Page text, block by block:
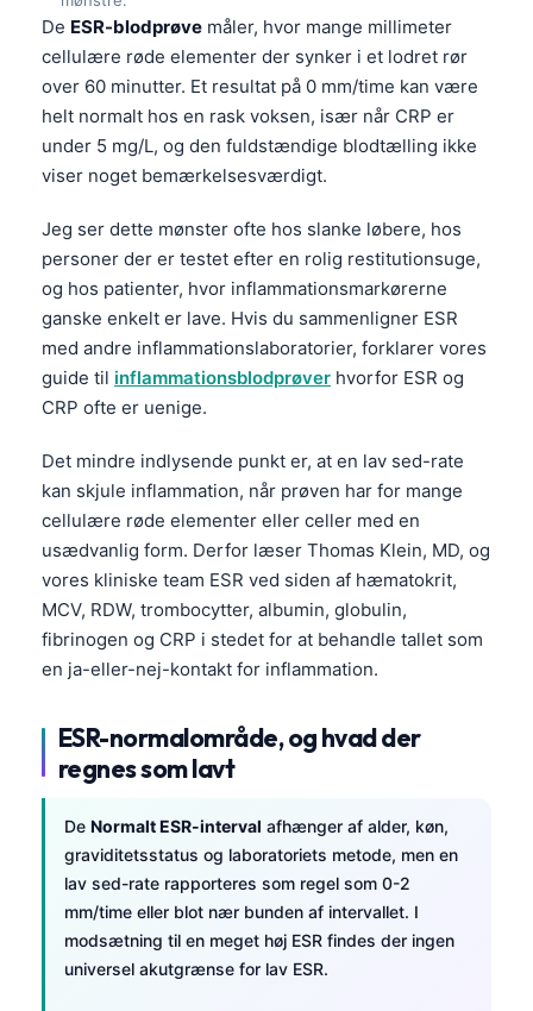
De ESR-blodprøve måler, hvor mange millimeter
cellulære røde elementer der synker i et lodret rør
over 60 minutter. Et resultat på 0 mm/time kan være
helt normalt hos en rask voksen, især når CRP er
under 5 mg/L, og den fuldstændige blodtælling ikke
viser noget bemærkelsesværdigt.
Jeg ser dette mønster ofte hos slanke løbere, hos
personer der er testet efter en rolig restitutionsuge,
og hos patienter, hvor inflammationsmarkørerne
ganske enkelt er lave. Hvis du sammenligner ESR
med andre inflammationslaboratorier, forklarer vores
guide til inflammationsblodprøver hvorfor ESR og
CRP ofte er uenige.
Det mindre indlysende punkt er, at en lav sed-rate
kan skjule inflammation, når prøven har for mange
cellulære røde elementer eller celler med en
usædvanlig form. Derfor læser Thomas Klein, MD, og
vores kliniske team ESR ved siden af hæmatokrit,
MCV, RDW, trombocytter, albumin, globulin,
fibrinogen og CRP i stedet for at behandle tallet som
en ja-eller-nej-kontakt for inflammation.
ESR-normalområde, og hvad der
regnes som lavt
De Normalt ESR-interval afhænger af alder, køn,
graviditetsstatus og laboratoriets metode, men en
lav sed-rate rapporteres som regel som 0-2
mm/time eller blot nær bunden af intervallet. I
modsætning til en meget høj ESR findes der ingen
universel akutgrænse for lav ESR.